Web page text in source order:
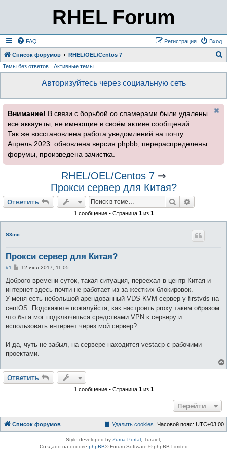
RHEL Forum
FAQ Вход
Регистрация
Список форумов RHEL/OEL/Centos 7
Темы без ответов Активные темы
Авторизуйтесь через социальную сеть
Внимание! В связи с борьбой со спамерами были удалены
все аккаунты, не имеющие в своём активе сообщений.
Так же восстановлена работа уведомлений на почту.
Апрель 2023: обновлена версия phpbb, перераспределены
форумы, произведена зачистка.
RHEL/OEL/Centos 7⇒
Прокси сервер для Китая?
Ответить Поиск
1 сообщение • Страница 1из 1
S3inc
Прокси сервер для Китая?
#1
С
о
щ
е
и
е
12 июл 2017, 11:05
Доброго времени суток, такая ситуация, переехал в центр Китая и
интернет здесь почти не работает из за жестких блокировок.
У меня есть небольшой арендованный VDS-KVM сервер у firstvds на
centOS. Подскажите пожалуйста, как настроить proxy таким образом
что бы я мог подключиться средствами VPN к серверу и
использовать интернет через мой сервер?
И да, чуть не забыл, на сервере находится vestacp с рабочими
проектами.
Ответить
1 сообщение • Страница 1из 1
Перейти
Список форумов Часовой пояс: UTC+03:00
Удалить cookies
Style developed by Zuma Portal , Turaiel,
Создано на основе phpBB® Forum Software © phpBB Limited